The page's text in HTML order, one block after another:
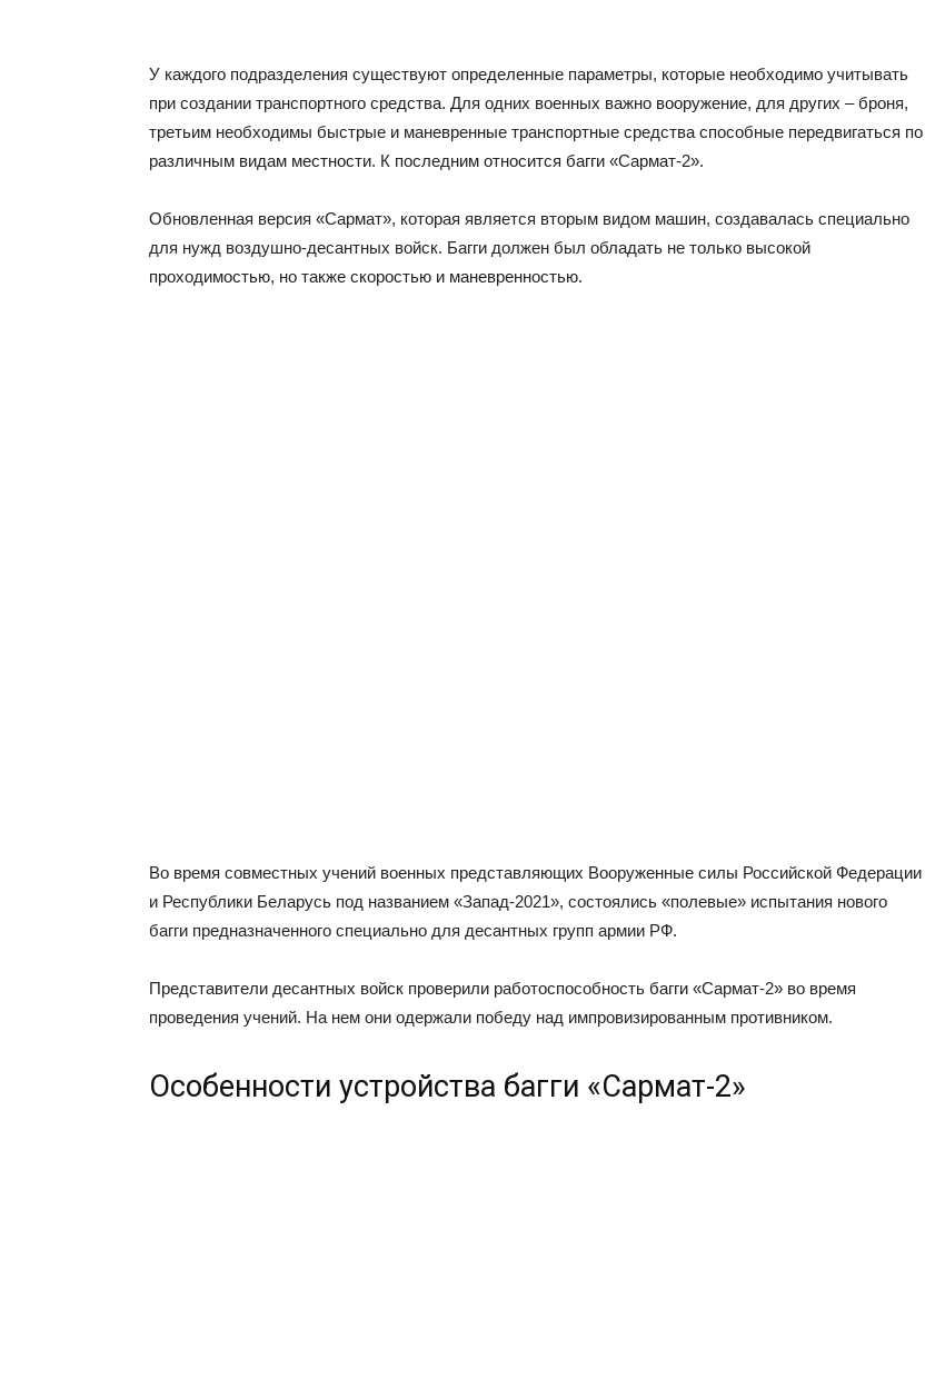
У каждого подразделения существуют определенные параметры, которые необходимо учитывать
при создании транспортного средства. Для одних военных важно вооружение, для других – броня,
третьим необходимы быстрые и маневренные транспортные средства способные передвигаться по
различным видам местности. К последним относится багги «Сармат-2».
Обновленная версия «Сармат», которая является вторым видом машин, создавалась специально
для нужд воздушно-десантных войск. Багги должен был обладать не только высокой
проходимостью, но также скоростью и маневренностью.
Во время совместных учений военных представляющих Вооруженные силы Российской Федерации
и Республики Беларусь под названием «Запад-2021», состоялись «полевые» испытания нового
багги предназначенного специально для десантных групп армии РФ.
Представители десантных войск проверили работоспособность багги «Сармат-2» во время
проведения учений. На нем они одержали победу над импровизированным противником.
Особенности устройства багги «Сармат-2»